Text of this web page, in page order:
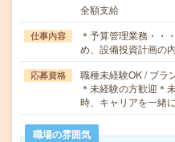
全額支給
仕事内容
＊予算管理業務・・
め、設備投資計画の
応募資格
職種未経験OK / ブラ
＊未経験の方歓迎＊
時、キャリアを一緒
職場の雰囲気